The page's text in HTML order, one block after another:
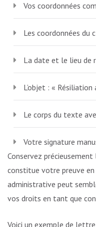
Vos coordonnées
Les coordonnées du
La date et le lieu de
L’objet : «
Le corps du texte
Votre signature
Conservez précieusement
constitue votre preuve
administrative peut
vos droits en tant que
Voici un exemple de